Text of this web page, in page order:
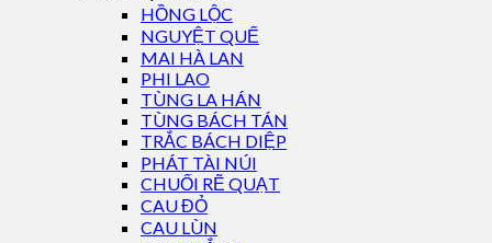
HỒNG LỘC
NGUYỆT QUẾ
MAI HÀ LAN
PHI LAO
TÙNG LA HÁN
TÙNG BÁCH TÁN
TRẮC BÁCH DIỆP
PHÁT TÀI NÚI
CHUỐI RẼ QUẠT
CAU ĐỎ
CAU LÙN